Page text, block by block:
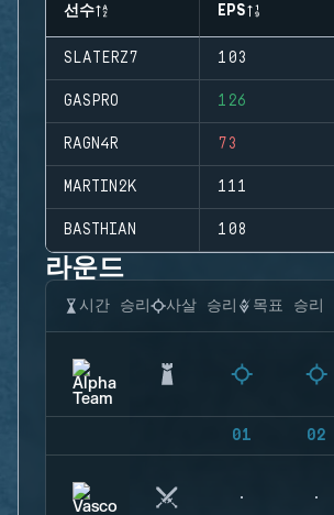
선수 EPS
SLATERZ7 103
GASPRO 126
RAGN4R 73
MARTIN2K 111
BASTHIAN 108
라운드
시간 승리 사살 승리 목표 승리
01 02